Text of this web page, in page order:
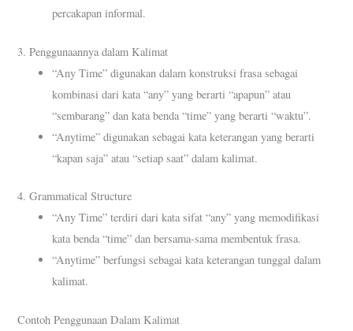
percakapan informal.
3. Penggunaannya dalam Kalimat
“Any Time” digunakan dalam konstruksi frasa sebagai
kombinasi dari kata “any” yang berarti “apapun” atau
“sembarang” dan kata benda “time” yang berarti “waktu”.
“Anytime” digunakan sebagai kata keterangan yang berarti
“kapan saja” atau “setiap saat” dalam kalimat.
4. Grammatical Structure
“Any Time” terdiri dari kata sifat “any” yang memodifikasi
kata benda “time” dan bersama-sama membentuk frasa.
“Anytime” berfungsi sebagai kata keterangan tunggal dalam
kalimat.
Contoh Penggunaan Dalam Kalimat